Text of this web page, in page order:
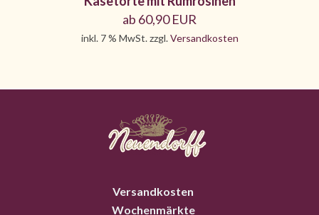
ab 60,90 EUR
inkl. 7 % MwSt. zzgl.Versandkosten
Versandkosten
Wochenmärkte